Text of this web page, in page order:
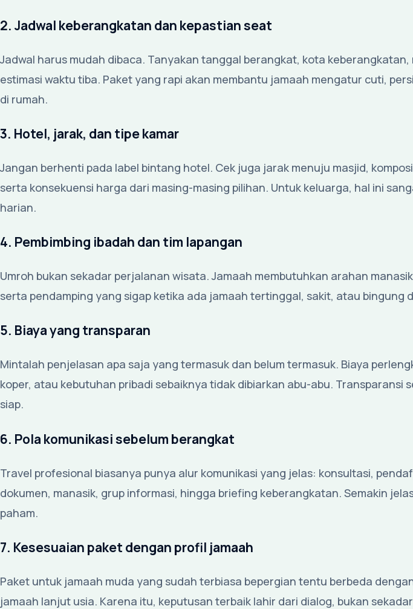
2. Jadwal keberangkatan dan kepastian seat
Jadwal harus mudah dibaca. Tanyakan tanggal berangkat, kota
estimasi waktu tiba. Paket yang rapi akan membantu jamaah mengatur cuti,
di rumah.
3. Hotel, jarak, dan tipe kamar
Jangan berhenti pada label bintang hotel. Cek juga jarak menuju masjid,
serta konsekuensi harga dari masing-masing pilihan. Untuk keluarga, hal ini
harian.
4. Pembimbing ibadah dan tim lapangan
Umroh bukan sekadar perjalanan wisata. Jamaah membutuhkan arahan
serta pendamping yang sigap ketika ada jamaah tertinggal, sakit, atau bingung
5. Biaya yang transparan
Mintalah penjelasan apa saja yang termasuk dan belum termasuk. Biaya
koper, atau kebutuhan pribadi sebaiknya tidak dibiarkan abu-abu. Transparansi
siap.
6. Pola komunikasi sebelum berangkat
Travel profesional biasanya punya alur komunikasi yang jelas: konsultasi,
dokumen, manasik, grup informasi, hingga briefing keberangkatan. Semakin
paham.
7. Kesesuaian paket dengan profil jamaah
Paket untuk jamaah muda yang sudah terbiasa bepergian tentu berbeda
jamaah lanjut usia. Karena itu, keputusan terbaik lahir dari dialog, bukan